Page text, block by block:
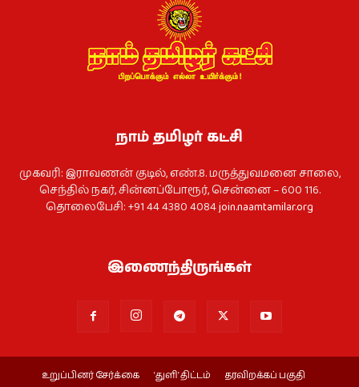
நாம் தமிழர் கட்சி
முகவரி: இராவணன் குடில், எண்.8. மருத்துவமனை சாலை,
செந்தில் நகர், சின்னப்போரூர், சென்னை – 600 116.
தொலைபேசி: +91 44 4380 4084join.naamtamilar.org
இணைந்திருங்கள்
உறுப்பினர் சேர்க்கை ‘துளி’ திட்டம்
தரவிறக்கப் பகுதி